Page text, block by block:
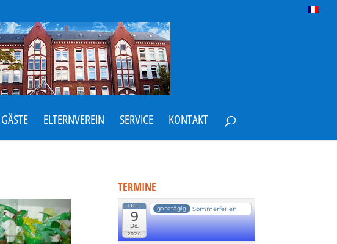
GÄSTE ELTERNVEREIN SERVICE KONTAKT
TERMINE
JULI
9
Do.
2026
ganztägig Sommerferien